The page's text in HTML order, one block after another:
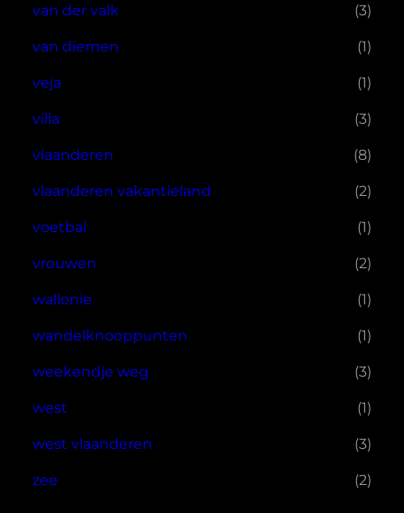
van der valk (3)
van diemen (1)
veja (1)
villa (3)
vlaanderen (8)
vlaanderen vakantieland (2)
voetbal (1)
vrouwen (2)
wallonie (1)
wandelknooppunten (1)
weekendje weg (3)
west (1)
west vlaanderen (3)
zee (2)